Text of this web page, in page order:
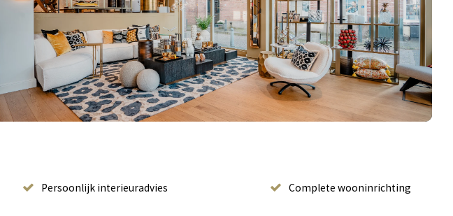
Persoonlijk interieuradvies Complete wooninrichting